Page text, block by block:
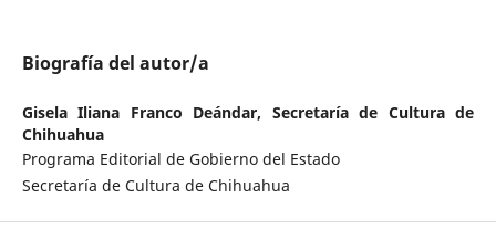
Biografía del autor/a
Gisela Iliana Franco Deándar, Secretaría de Cultura de
Chihuahua
Programa Editorial de Gobierno del Estado
Secretaría de Cultura de Chihuahua